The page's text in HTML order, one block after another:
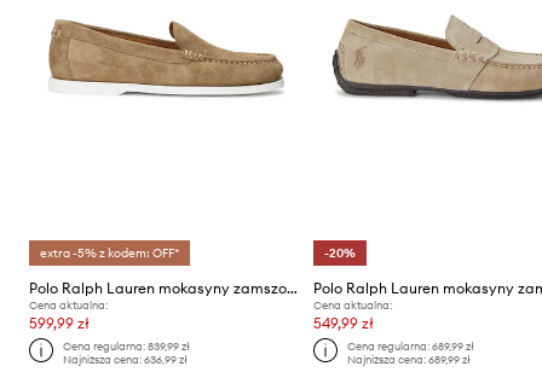
extra -5% z kodem: OFF*
Polo Ralph Lauren mokasyny zamszowe Merton Vnetn
Cena aktualna:
599,99 zł
Cena regularna:839,99 zł
Najniższa cena:636,99 zł
-20%
Cena aktualna:
549,99 zł
Cena regularna: 689,99 zł
Najniższa cena: 689,99 zł